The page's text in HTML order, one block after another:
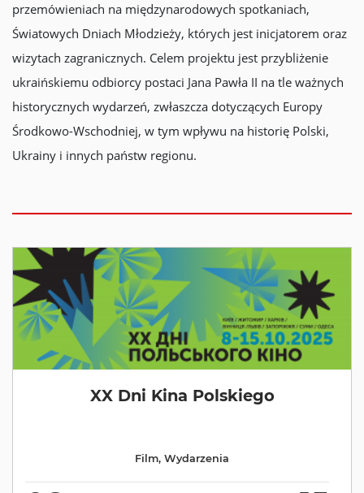
przemówieniach na międzynarodowych spotkaniach,
Światowych Dniach Młodzieży, których jest inicjatorem oraz
wizytach zagranicznych. Celem projektu jest przybliżenie
ukraińskiemu odbiorcy postaci Jana Pawła II na tle ważnych
historycznych wydarzeń, zwłaszcza dotyczących Europy
Środkowo-Wschodniej, w tym wpływu na historię Polski,
Ukrainy i innych państw regionu.
XX Dni Kina Polskiego
Film, Wydarzenia